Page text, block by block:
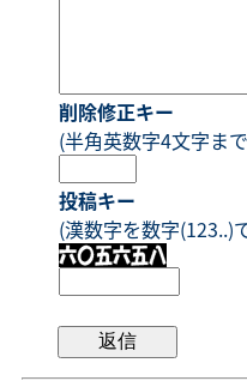
削除修正キー
(半角英数字4文字ま
投稿キー
(漢数字を数字(123..)